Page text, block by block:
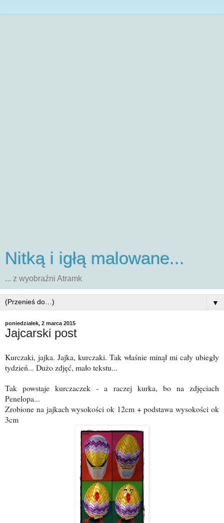
Nitką i igłą malowane...
... z wyobraźni Atramk
▼
poniedziałek, 2 marca 2015
Jajcarski post
Kurczaki, jajka. Jajka, kurczaki. Tak właśnie minął mi cały ubiegły
tydzień... Dużo zdjęć, mało tekstu...
Tak powstaje kurczaczek - a raczej kurka, bo na zdjęciach
Penelopa...
Zrobione na jajkach wysokości ok 12cm + podstawa wysokości ok
3cm